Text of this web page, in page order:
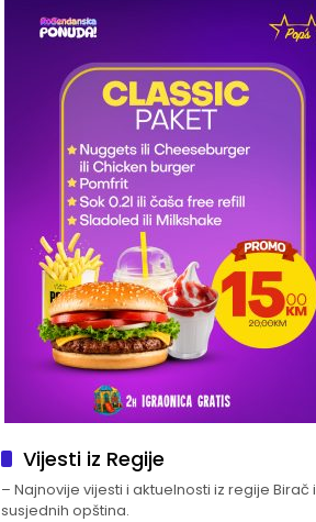
Vijesti iz Regije
– Najnovije vijesti i aktuelnosti iz regije Birač i
susjednih opština.